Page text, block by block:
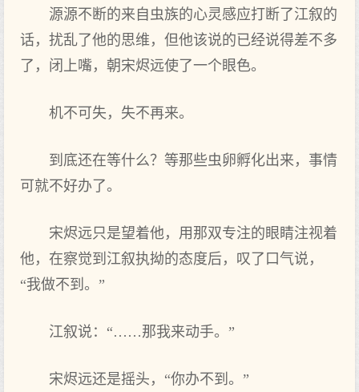
源源不断的来自虫族的心灵感应打断了江叙的
话，扰乱了他的思维，但他该说的已经说得差不多
了，闭上嘴，朝宋烬远使了一个眼色。
机不可失，失不再来。
到底还在等什么？等那些虫卵孵化出来，事情
可就不好办了。
宋烬远只是望着他，用那双专注的眼睛注视着
他，在察觉到江叙执拗的态度后，叹了口气说，
“我做不到。”
江叙说：“……那我来动手。”
宋烬远还是摇头，“你办不到。”